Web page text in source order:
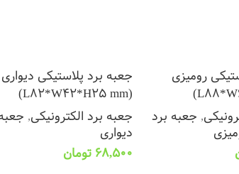
رومیزی
, جعبه برد
جعبه برد پلاستیکی دیواری
(L82*W42*H25 mm)
جعبه برد الکترونیکی,
دیواری
68,500 تومان